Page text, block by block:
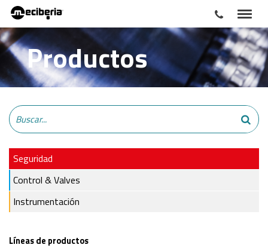
Productos
Seguridad
Control & Valves
Instrumentación
Líneas de productos